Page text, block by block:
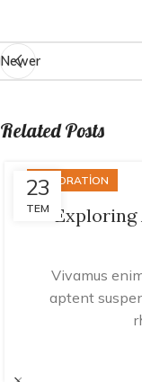
Newer
Related Posts
23
TEM
DECORATION
Exploring
Vivamus
aptent